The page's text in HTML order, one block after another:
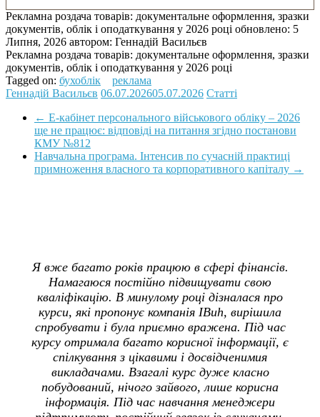
Рекламна роздача товарів: документальне оформлення, зразки
документів, облік і оподаткування у 2026 році обновлено: 5
Липня, 2026 автором: Геннадій Васильєв
Рекламна роздача товарів: документальне оформлення, зразки
документів, облік і оподаткування у 2026 році
Tagged on: бухоблік
реклама
Геннадій Васильєв 06.07.202605.07.2026 Статті
← Е-кабінет персонального військового обліку – 2026
ще не працює: відповіді на питання згідно постанови
КМУ №812
Навчальна програма. Інтенсив по сучасній практиці
примноження власного та корпоративного капіталу →
Я вже багато років працюю в сфері фінансів.
Намагаюся постійно підвищувати свою
кваліфікацію. В минулому році дізналася про
курси, які пропонує компанія IBuh, вирішила
спробувати і була приємно вражена. Під час
курсу отримала багато корисної інформації, є
спілкування з цікавими і досвідченимия
викладачами. Взагалі курс дуже класно
побудований, нічого зайвого, лише корисна
інформація. Під час навчання менеджери